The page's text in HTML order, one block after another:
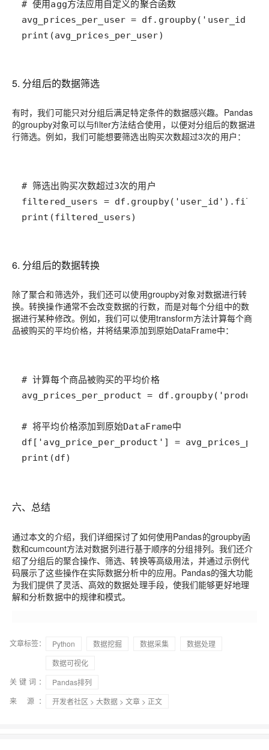
print(avg_prices_per_user)
5. 分组后的数据筛选
有时，我们可能只对分组后满足特定条件的数据感兴趣。Pandas
的groupby对象可以与filter方法结合使用，以便对分组后的数据进
行筛选。例如，我们可能想要筛选出购买次数超过3次的用户：
print(filtered_users)
6. 分组后的数据转换
除了聚合和筛选外，我们还可以使用groupby对象对数据进行转
换。转换操作通常不会改变数据的行数，而是对每个分组中的数
据进行某种修改。例如，我们可以使用transform方法计算每个商
品被购买的平均价格，并将结果添加到原始DataFrame中：
print(df)
六、总结
通过本文的介绍，我们详细探讨了如何使用Pandas的groupby函
数和cumcount方法对数据列进行基于顺序的分组排列。我们还介
绍了分组后的聚合操作、筛选、转换等高级用法，并通过示例代
码展示了这些操作在实际数据分析中的应用。Pandas的强大功能
为我们提供了灵活、高效的数据处理手段，使我们能够更好地理
解和分析数据中的规律和模式。
文章标签： Python 数据挖掘 数据采集
数据处理
数据可视化
关键词：
Pandas排列
来 源：
开发者社区 > 大数据 > 文章 > 正文